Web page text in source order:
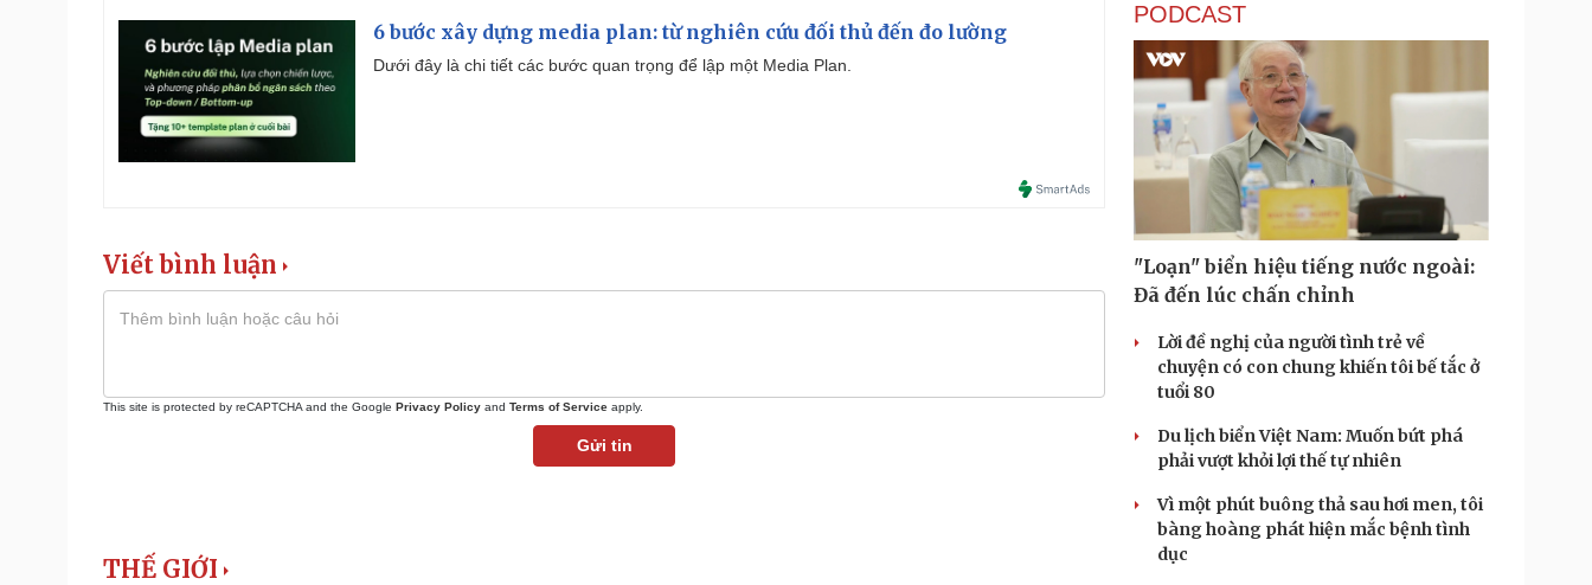
6 bước xây dựng media plan: từ nghiên cứu đối thủ đến đo lường
Dưới đây là chi tiết các bước quan trọng để lập một Media Plan.
Viết bình luận
This site is protected by reCAPTCHA and the Google Privacy Policy and Terms of Service apply.
Gửi tin
THẾ GIỚI
PODCAST
"Loạn" biển hiệu tiếng nước ngoài:
Đã đến lúc chấn chỉnh
Lời đề nghị của người tình trẻ về
chuyện có con chung khiến tôi bế tắc ở
tuổi 80
Du lịch biển Việt Nam: Muốn bứt phá
phải vượt khỏi lợi thế tự nhiên
Vì một phút buông thả sau hơi men, tôi
bàng hoàng phát hiện mắc bệnh tình
dục